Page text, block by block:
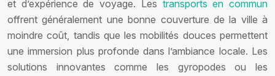
et d’expérience de voyage. Les transports en commun
offrent généralement une bonne couverture de la ville à
moindre coût, tandis que les mobilités douces permettent
une immersion plus profonde dans l’ambiance locale. Les
solutions innovantes comme les gyropodes ou les